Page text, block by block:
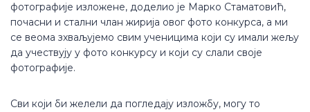
фотографије изложене, доделио је Марко Стаматовић,
почасни и стални члан жирија овог фото конкурса, а ми
се веома зхваљујемо свим ученицима који су имали жељу
да учествују у фото конкурсу и који су слали своје
фотографије.
Сви који би желели да погледају изложбу, могу то